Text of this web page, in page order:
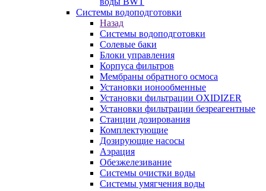
Системы водоподготовки
Назад
Системы водоподготовки
Солевые баки
Блоки управления
Корпуса фильтров
Мембраны обратного осмоса
Установки ионообменные
Установки фильтрации OXIDIZER
Установки фильтрации безреагентные
Станции дозирования
Комплектующие
Дозирующие насосы
Аэрация
Обезжелезивание
Системы очистки воды
Системы умягчения воды